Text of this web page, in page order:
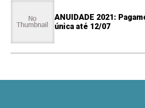
ANUIDADE 2021:
única até 12/07